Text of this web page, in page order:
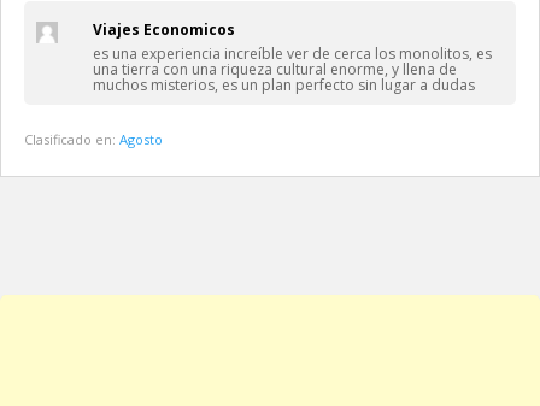
Viajes Economicos
es una experiencia increíble ver de cerca los monolitos, es
una tierra con una riqueza cultural enorme, y llena de
muchos misterios, es un plan perfecto sin lugar a dudas
Clasificado en: Agosto